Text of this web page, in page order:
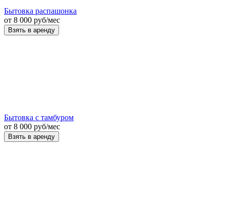
Бытовка распашонка
от 8 000 руб/мес
Взять в аренду
Бытовка с тамбуром
от 8 000 руб/мес
Взять в аренду